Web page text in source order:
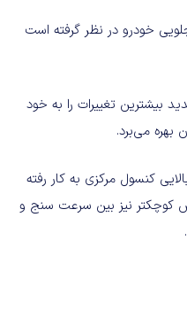
جلویی خودرو در نظر گرفته است
بیشترین تغییرات را به خود
بهره می‌برد.
کنسول مرکزی به کار رفته
کوچکتر نیز بین سرعت سنج و